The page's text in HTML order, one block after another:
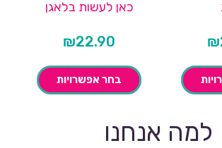
₪
כאן לעשות בלאגן
₪22.90
בחר אפשרויות
למה אנחנו